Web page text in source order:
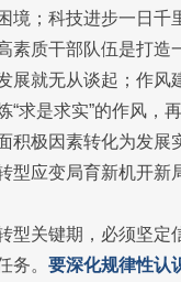
境；科技进步一日
素质干部队伍是打
展就无从谈起；作
“求是求实”的作风，
积极因素转化为发
型应变局育新机开新
型关键期，必须坚
务。 要深化规律性认